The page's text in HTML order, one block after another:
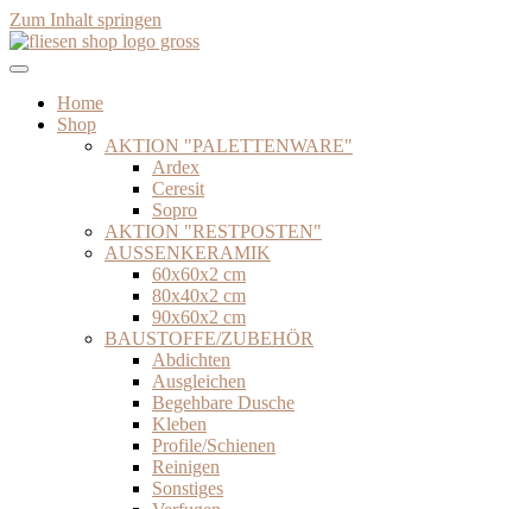
Zum Inhalt springen
Home
Shop
AKTION "PALETTENWARE"
Ardex
Ceresit
Sopro
AKTION "RESTPOSTEN"
AUSSENKERAMIK
60x60x2 cm
80x40x2 cm
90x60x2 cm
BAUSTOFFE/ZUBEHÖR
Abdichten
Ausgleichen
Begehbare Dusche
Kleben
Profile/Schienen
Reinigen
Sonstiges